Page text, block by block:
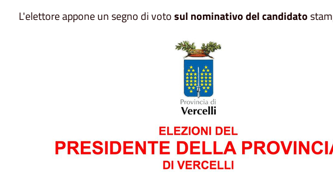
L'elettore appone un segno di votosul nominativo del candidato